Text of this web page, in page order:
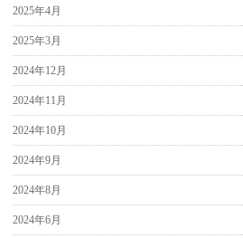
2025年4月
2025年3月
2024年12月
2024年11月
2024年10月
2024年9月
2024年8月
2024年6月